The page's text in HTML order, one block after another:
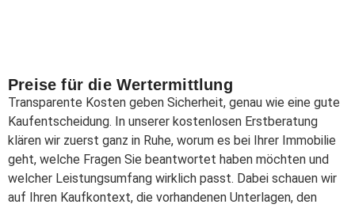
Preise für die Wertermittlung
Transparente Kosten geben Sicherheit, genau wie eine gute
Kaufentscheidung. In unserer kostenlosen Erstberatung
klären wir zuerst ganz in Ruhe, worum es bei Ihrer Immobilie
geht, welche Fragen Sie beantwortet haben möchten und
welcher Leistungsumfang wirklich passt. Dabei schauen wir
auf Ihren Kaufkontext, die vorhandenen Unterlagen, den